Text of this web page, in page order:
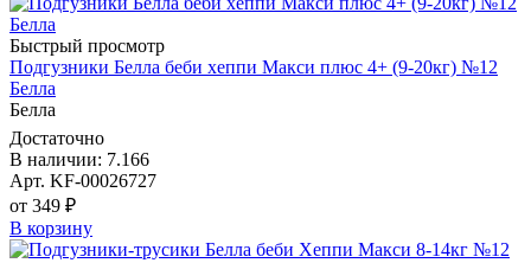
Быстрый просмотр
Подгузники Белла беби хеппи Макси плюс 4+ (9-20кг) №12
Белла
Белла
Достаточно
В наличии: 7.166
Арт. KF-00026727
от 349 ₽
В корзину